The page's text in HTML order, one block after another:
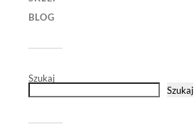
BLOG
Szukaj
Szukaj